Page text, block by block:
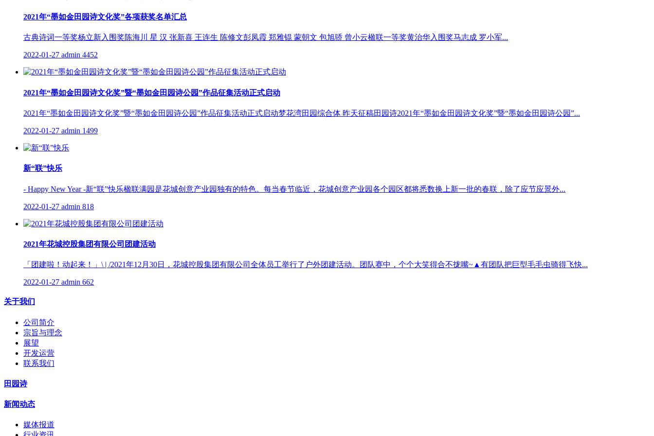
2021年“墨如金田园诗文化奖”各项获奖名单汇总
古典诗词一等奖杨立新入围奖陈海川 星 汉 张新喜 王连生 陈修文彭凤霞 郑雅锟 蒙朝文 包旭骄 曾小云楹联一等奖黄治华入围奖马志成 罗小军...
2022-01-27 admin 4452
2021年“墨如金田园诗文化奖”暨“墨如金田园诗公园”作品征集活动正式启动
2021年“墨如金田园诗文化奖”暨“墨如金田园诗公园”作品征集活动正式启动梦花湾田园综合体 昨天征稿田园诗2021年“墨如金田园诗文化奖”暨“墨如金田园诗公园”...
2022-01-27 admin 1499
新“联”快乐
- Happy New Year -新“联”快乐楹联满园是花城创意产业园独有的特色。每当春节临近，花城创意产业园各个园区都将悉数换上新一批的春联，除了应节应景外...
2022-01-27 admin 818
2021年花城控股集团有限公司团建活动
「团建啦！动起来！」\ | /2021年12月30日，花城控股集团有限公司全体员工举行了户外团建活动。团队赛中，个个大笑得合不拢嘴~▲有团队把巨型毛毛虫骑得飞快...
2022-01-27 admin 662
关于我们
公司简介
宗旨与理念
展望
开发运营
联系我们
田园诗
新闻动态
媒体报道